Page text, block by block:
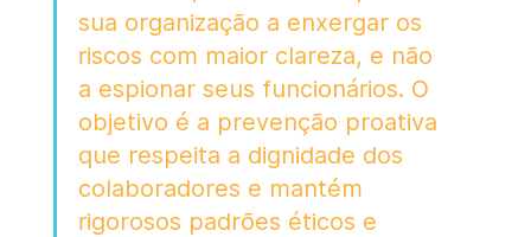
sua organização a enxergar os
riscos com maior clareza, e não
a espionar seus funcionários. O
objetivo é a prevenção proativa
que respeita a dignidade dos
colaboradores e mantém
rigorosos padrões éticos e